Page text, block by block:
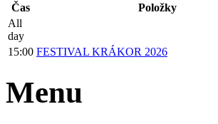
Čas
Položky
All
day
15:00 FESTIVAL KRÁKOR 2026
Menu